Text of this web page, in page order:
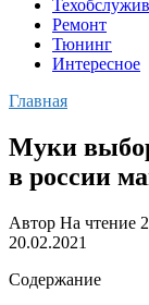
Ремонт
Тюнинг
Интересное
Главная
Муки
в россии
Автор На чтение
20.02.2021
Содержание